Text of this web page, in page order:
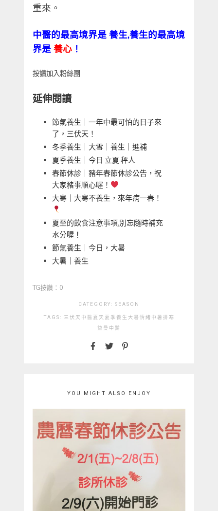
重來。
中醫的最高境界是 養生,養生的最高境
界是 養心 ！
按讚加入粉絲團
延伸閱讀
節氣養生｜一年中最可怕的日子來
了，三伏天！
冬季養生｜大雪｜養生｜進補
夏季養生｜今日 立夏 秤人
春節休診｜豬年春節休診公告，祝
大家豬事順心喔！
大寒｜大寒不養生，來年病一春！
夏至的飲食注意事項,別忘隨時補充
水分喔！
節氣養生｜今日，大暑
大暑｜養生
TG按讚：0
CATEGORY: SEASON
TAGS: 三伏天 中醫 夏天 夏季養生 大暑 情緒中暑 排寒
益曼中醫
YOU MIGHT ALSO ENJOY